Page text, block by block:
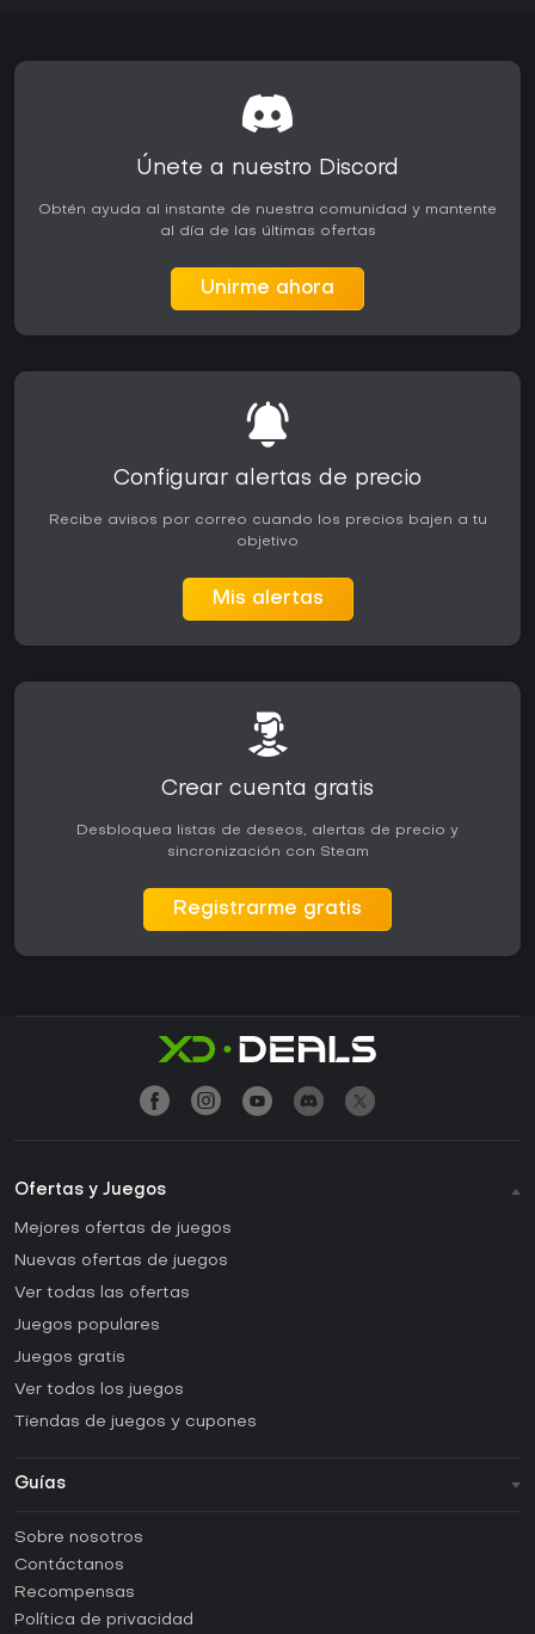
Únete a nuestro Discord
Obtén ayuda al instante de nuestra comunidad y mantente
al día de las últimas ofertas
Unirme ahora
Configurar alertas de precio
Recibe avisos por correo cuando los precios bajen a tu
objetivo
Mis alertas
Crear cuenta gratis
Desbloquea listas de deseos, alertas de precio y
sincronización con Steam
Registrarme gratis
Ofertas y Juegos
Mejores ofertas de juegos
Nuevas ofertas de juegos
Ver todas las ofertas
Juegos populares
Juegos gratis
Ver todos los juegos
Tiendas de juegos y cupones
Guías
Guías y tutoriales
¿Cómo activar una CD Key de Steam?
¿Cómo activar una CD Key de Epic Games?
Sobre nosotros
Contáctanos
Recompensas
Política de privacidad